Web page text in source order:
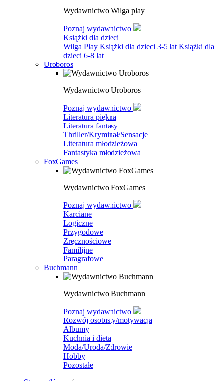
Wydawnictwo Wilga play
Poznaj wydawnictwo
Książki dla dzieci
Wilga Play Książki dla dzieci 3-5 lat Książki dla
dzieci 6-8 lat
Uroboros
Wydawnictwo Uroboros
Poznaj wydawnictwo
Literatura piękna
Literatura fantasy
Thriller/Kryminał/Sensacje
Literatura młodzieżowa
Fantastyka młodzieżowa
FoxGames
Wydawnictwo FoxGames
Poznaj wydawnictwo
Karciane
Logiczne
Przygodowe
Zręcznościowe
Familijne
Paragrafowe
Buchmann
Wydawnictwo Buchmann
Poznaj wydawnictwo
Rozwój osobisty/motywacja
Albumy
Kuchnia i dieta
Moda/Uroda/Zdrowie
Hobby
Pozostałe